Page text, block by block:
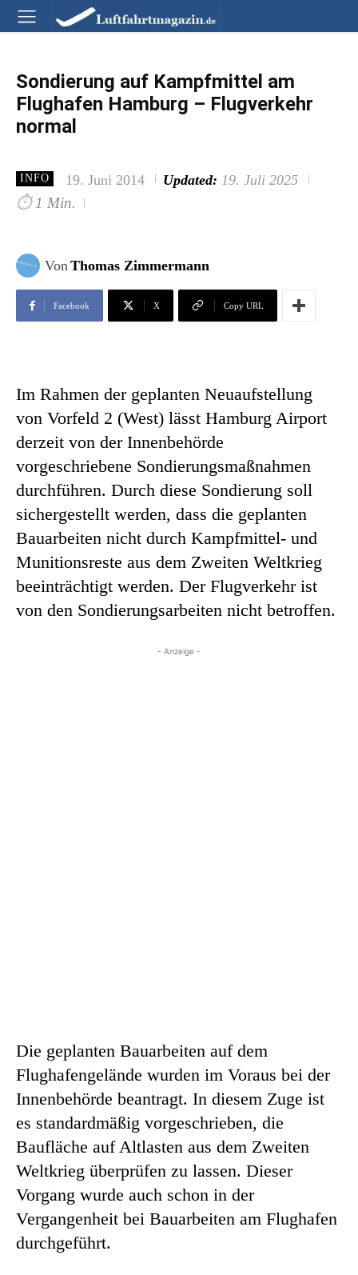
Sondierung auf Kampfmittel am
Flughafen Hamburg – Flugverkehr
normal
INFO 19. Juni 2014 Updated: 19. Juli 2025
⏱ 1 Min.
VonThomas Zimmermann
Facebook X Copy URL
Im Rahmen der geplanten Neuaufstellung
von Vorfeld 2 (West) lässt Hamburg Airport
derzeit von der Innenbehörde
vorgeschriebene Sondierungsmaßnahmen
durchführen. Durch diese Sondierung soll
sichergestellt werden, dass die geplanten
Bauarbeiten nicht durch Kampfmittel- und
Munitionsreste aus dem Zweiten Weltkrieg
beeinträchtigt werden. Der Flugverkehr ist
von den Sondierungsarbeiten nicht betroffen.
- Anzeige -
Die geplanten Bauarbeiten auf dem
Flughafengelände wurden im Voraus bei der
Innenbehörde beantragt. In diesem Zuge ist
es standardmäßig vorgeschrieben, die
Baufläche auf Altlasten aus dem Zweiten
Weltkrieg überprüfen zu lassen. Dieser
Vorgang wurde auch schon in der
Vergangenheit bei Bauarbeiten am Flughafen
durchgeführt.